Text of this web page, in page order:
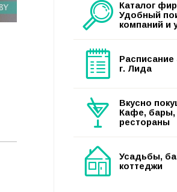
Каталог
Удобный
компаний и
Расписание
г. Лида
Вкусно
Кафе, бары,
рестораны
Усадьбы,
коттеджи